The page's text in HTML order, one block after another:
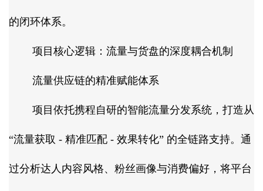
的闭环体系。​
项目核心逻辑：流量与货盘的深度耦合机制​
流量供应链的精准赋能体系​
项目依托携程自研的智能流量分发系统，打造从
“流量获取 - 精准匹配 - 效果转化” 的全链路支持。通
过分析达人内容风格、粉丝画像与消费偏好，将平台